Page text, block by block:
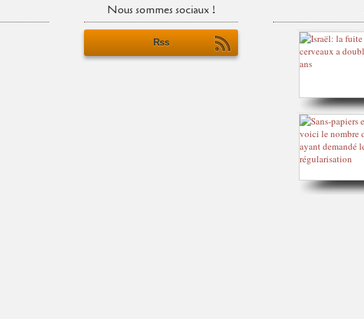
Nous sommes sociaux !
Rss